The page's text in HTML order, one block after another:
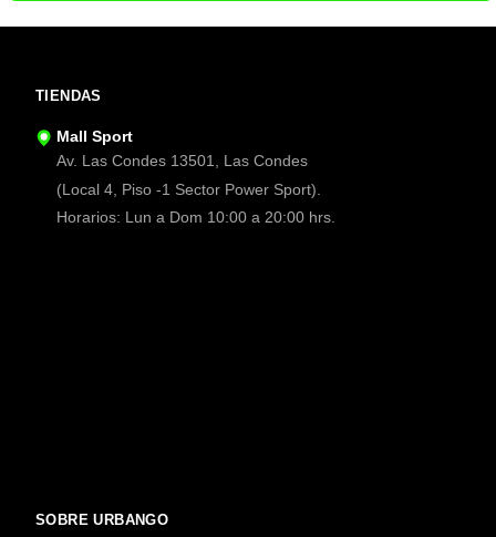
TIENDAS
Mall Sport
Av. Las Condes 13501, Las Condes
(Local 4, Piso -1 Sector Power Sport).
Horarios: Lun a Dom 10:00 a 20:00 hrs.
SOBRE URBANGO